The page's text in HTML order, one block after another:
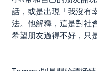
話，或是出現「我沒有
法。他解釋，這是對社
希望朋友過得不好，只